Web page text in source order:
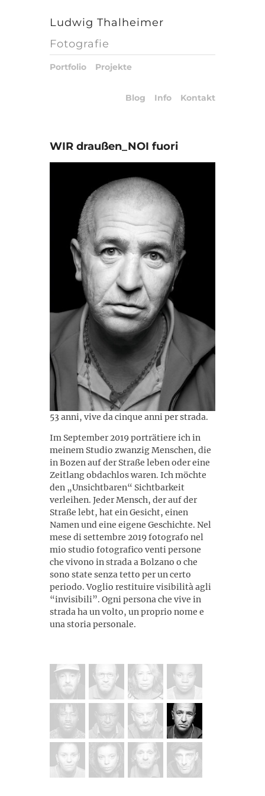
Ludwig Thalheimer
Fotografie
Portfolio Projekte
Blog Info Kontakt
WIR draußen_NOI fuori
53 anni, vive da cinque anni per strada.
Im September 2019 porträtiere ich in
meinem Studio zwanzig Menschen, die
in Bozen auf der Straße leben oder eine
Zeitlang obdachlos waren. Ich möchte
den „Unsichtbaren“ Sichtbarkeit
verleihen. Jeder Mensch, der auf der
Straße lebt, hat ein Gesicht, einen
Namen und eine eigene Geschichte. Nel
mese di settembre 2019 fotografo nel
mio studio fotografico venti persone
che vivono in strada a Bolzano o che
sono state senza tetto per un certo
periodo. Voglio restituire visibilità agli
“invisibili”. Ogni persona che vive in
strada ha un volto, un proprio nome e
una storia personale.